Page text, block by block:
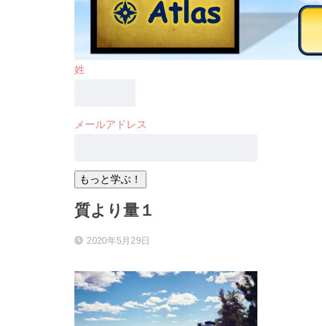
姓
メールアドレス
質より量１
2020年5月29日